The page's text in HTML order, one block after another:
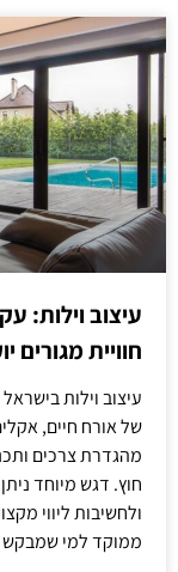
עיצוב וילות:
חוויית מגורים
עיצוב וילות
של אורח חיים,
מהגדרת צרכים
חוץ. דגש מיוחד
ולחשיבות ליווי
ממוקד למי שמבקש